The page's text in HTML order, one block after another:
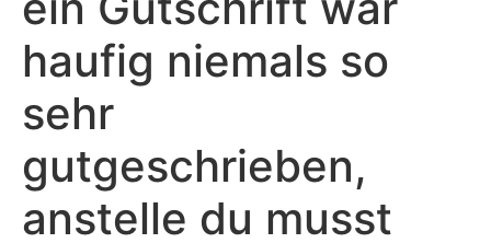
haufig niemals so
sehr
gutgeschrieben,
anstelle du musst